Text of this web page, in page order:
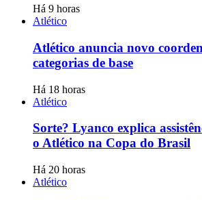
Há 9 horas
Atlético
Atlético anuncia novo
categorias de base
Há 18 horas
Atlético
Sorte? Lyanco explica
o Atlético na Copa do Brasil
Há 20 horas
Atlético